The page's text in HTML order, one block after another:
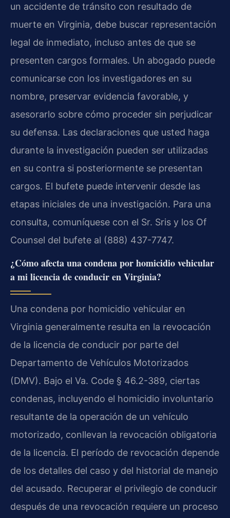
un accidente de tránsito con resultado de
muerte en Virginia, debe buscar representación
legal de inmediato, incluso antes de que se
presenten cargos formales. Un abogado puede
comunicarse con los investigadores en su
nombre, preservar evidencia favorable, y
asesorarlo sobre cómo proceder sin perjudicar
su defensa. Las declaraciones que usted haga
durante la investigación pueden ser utilizadas
en su contra si posteriormente se presentan
cargos. El bufete puede intervenir desde las
etapas iniciales de una investigación. Para una
consulta, comuníquese con el Sr. Sris y los Of
Counsel del bufete al (888) 437-7747.
¿Cómo afecta una condena por homicidio vehicular
a mi licencia de conducir en Virginia?
Una condena por homicidio vehicular en
Virginia generalmente resulta en la revocación
de la licencia de conducir por parte del
Departamento de Vehículos Motorizados
(DMV). Bajo el Va. Code § 46.2-389, ciertas
condenas, incluyendo el homicidio involuntario
resultante de la operación de un vehículo
motorizado, conllevan la revocación obligatoria
de la licencia. El período de revocación depende
de los detalles del caso y del historial de manejo
del acusado. Recuperar el privilegio de conducir
después de una revocación requiere un proceso